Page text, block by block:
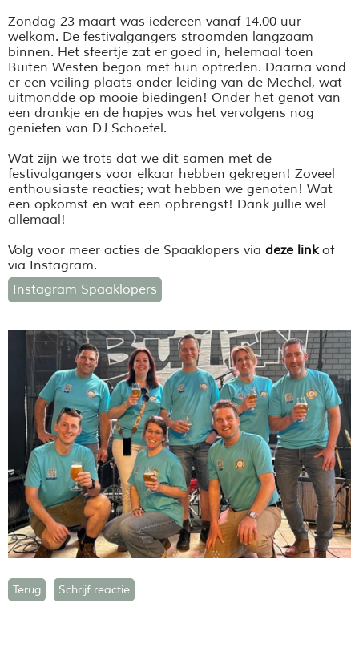
Zondag 23 maart was iedereen vanaf 14.00 uur
welkom. De festivalgangers stroomden langzaam
binnen. Het sfeertje zat er goed in, helemaal toen
Buiten Westen begon met hun optreden. Daarna vond
er een veiling plaats onder leiding van de Mechel, wat
uitmondde op mooie biedingen! Onder het genot van
een drankje en de hapjes was het vervolgens nog
genieten van DJ Schoefel.
Wat zijn we trots dat we dit samen met de
festivalgangers voor elkaar hebben gekregen! Zoveel
enthousiaste reacties; wat hebben we genoten! Wat
een opkomst en wat een opbrengst! Dank jullie wel
allemaal!
Volg voor meer acties de Spaaklopers via deze linkof
via Instagram.
Instagram Spaaklopers
Terug Schrijf reactie